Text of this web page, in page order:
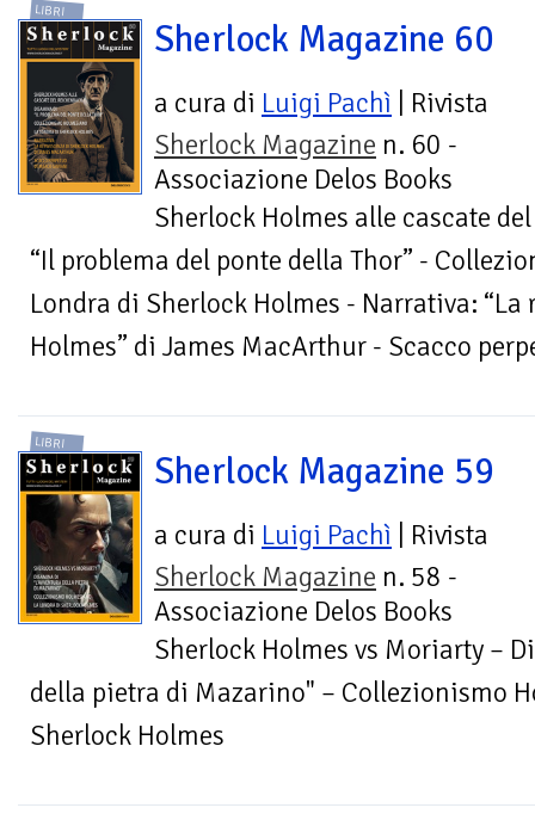
LIBRI
Sherlock Magazine 60
a cura di Luigi Pachì | Rivista
Sherlock Magazine n. 60 -
Associazione Delos Books
Sherlock Holmes alle cascate
“Il problema del ponte della Thor” -
Londra di Sherlock Holmes - Narrativa:
Holmes” di James MacArthur - Scacco
LIBRI
Sherlock Magazine 59
a cura di Luigi Pachì | Rivista
Sherlock Magazine n. 58 -
Associazione Delos Books
Sherlock Holmes vs Moriarty –
della pietra di Mazarino" – Collezionismo
Sherlock Holmes